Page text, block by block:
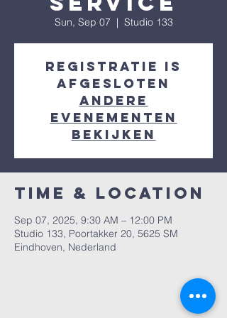
Sun, Sep 07
  |
Studio 133
Registratie is
afgesloten
Andere
evenementen
bekijken
Time & Location
Sep 07, 2025, 9:30 AM – 12:00 PM
Studio 133, Poortakker 20, 5625 SM
Eindhoven, Nederland